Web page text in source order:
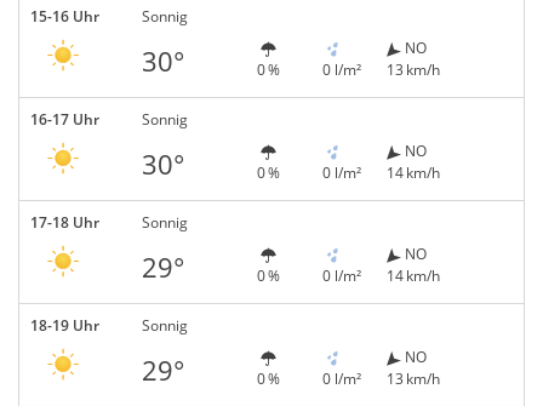
15-16 Uhr Sonnig
30° 0 % 0 l/m²
NO
13 km/h
16-17 Uhr Sonnig
30° 0 % 0 l/m²
NO
14 km/h
17-18 Uhr Sonnig
29° 0 % 0 l/m²
NO
14 km/h
18-19 Uhr Sonnig
29° 0 % 0 l/m²
NO
13 km/h